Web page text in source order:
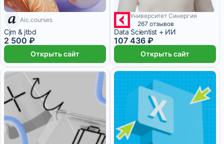
7 днейAic.courses
Cjm & jtbd
2 500 ₽
Открыть сайт
Университет Синергия
267 отзывов
Data Scientist + ИИ
107 436 ₽
Открыть сайт